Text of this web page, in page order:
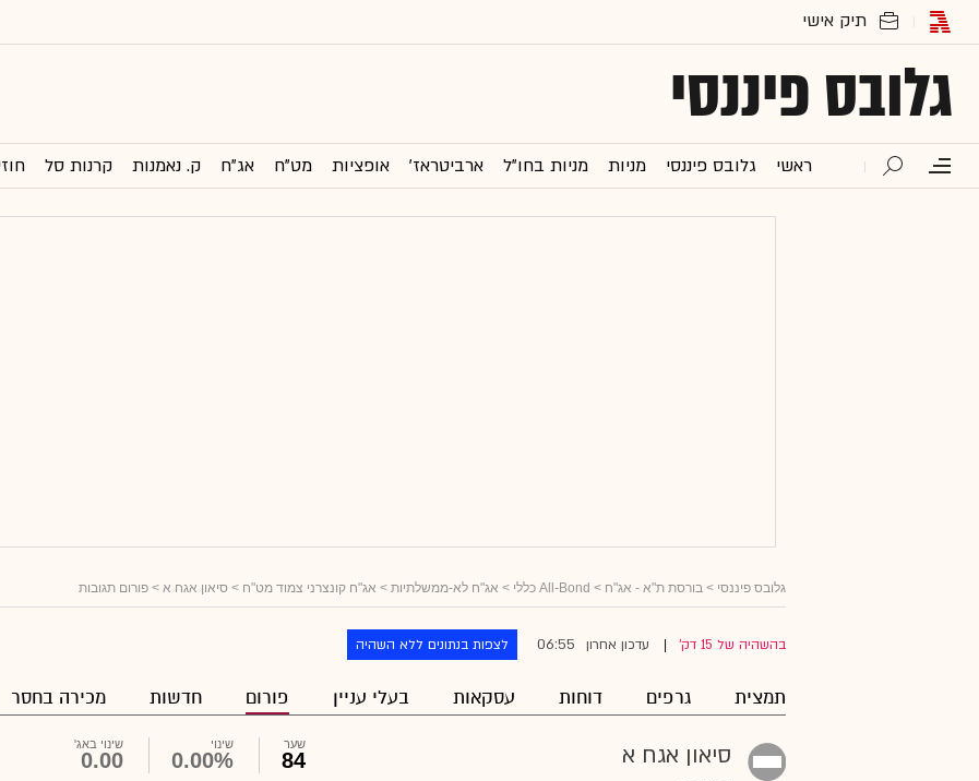
גלובס פיננסי
ראשי גלובס פיננסי מניות מניות בחו"ל ארביטראז' אופציות מט"ח אג"ח ק. נאמנות קרנות סל
גלובס פיננסי > בורסת ת"א - אג"ח > All-Bond כללי > אג"ח לא-ממשלתיות > אג"ח קונצרני צמוד מט"ח > סיאון אגח א > פורום תגובות
בהשהיה של 15 דק' עדכון אחרון 06:55 לצפות בנתונים ללא השהיה
תמצית גרפים דוחות עסקאות בעלי עניין פורום חדשות מכירה בחסר
סיאון אגח א שער
84
שינוי
0.00%
שינוי באג'
0.00